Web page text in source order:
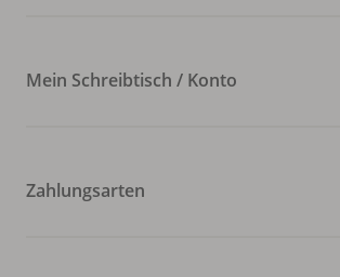
Mein Schreibtisch / Konto
Zahlungsarten